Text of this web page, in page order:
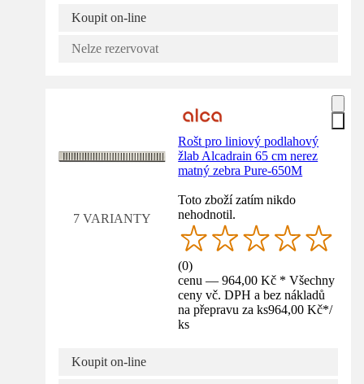
Koupit on-line
Nelze rezervovat
7 VARIANTY
Rošt pro liniový podlahový
žlab Alcadrain 65 cm nerez
matný zebra Pure-650M
Toto zboží zatím nikdo
nehodnotil.
(0)
cenu — 964,00 Kč * Všechny
ceny vč. DPH a bez nákladů
na přepravu za ks964,00 Kč*/
ks
Koupit on-line